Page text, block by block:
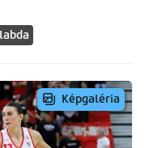
Képgaléria